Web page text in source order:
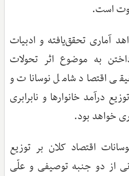
است.
آماری تحقق‌یافته و ادبیات
به موضوع اثر تحولات
اقتصاد شامل نوسانات و
درآمد خانوارها و نابرابری
خواهد بود.
اقتصاد کلان بر توزیع
از دو جنبه توصیفی و علّی